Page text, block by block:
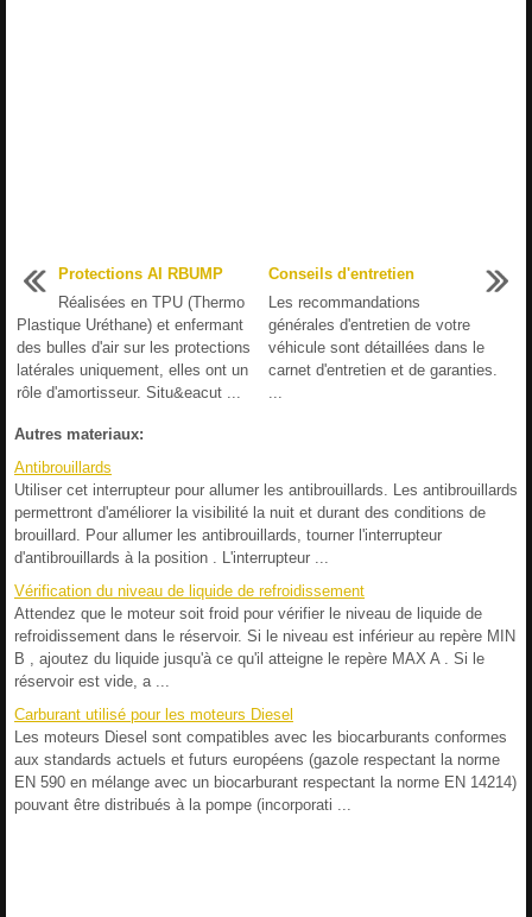
Protections AI RBUMP
Réalisées en TPU (Thermo
Plastique Uréthane) et enfermant
des bulles d'air sur les protections
latérales uniquement, elles ont un
rôle d'amortisseur. Situ&eacut ...
Conseils d'entretien
Les recommandations
générales d'entretien de votre
véhicule sont détaillées dans le
carnet d'entretien et de garanties.
Autres materiaux:
Antibrouillards
Utiliser cet interrupteur pour allumer les antibrouillards. Les antibrouillards
permettront d'améliorer la visibilité la nuit et durant des conditions de
brouillard. Pour allumer les antibrouillards, tourner l'interrupteur
d'antibrouillards à la position . L'interrupteur ...
Vérification du niveau de liquide de refroidissement
Attendez que le moteur soit froid pour vérifier le niveau de liquide de
refroidissement dans le réservoir. Si le niveau est inférieur au repère MIN
B , ajoutez du liquide jusqu'à ce qu'il atteigne le repère MAX A . Si le
réservoir est vide, a ...
Carburant utilisé pour les moteurs Diesel
Les moteurs Diesel sont compatibles avec les biocarburants conformes
aux standards actuels et futurs européens (gazole respectant la norme
EN 590 en mélange avec un biocarburant respectant la norme EN 14214)
pouvant être distribués à la pompe (incorporati ...